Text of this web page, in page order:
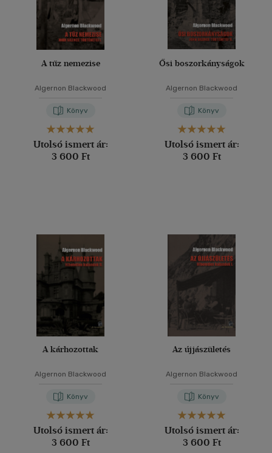
A tűz nemezise
Algernon Blackwood
Könyv
Utolsó ismert ár:
3 600 Ft
Ősi boszorkányságok
Algernon Blackwood
Könyv
Utolsó ismert ár:
3 600 Ft
A kárhozottak
Algernon Blackwood
Könyv
Utolsó ismert ár:
3 600 Ft
Az újjászületés
Algernon Blackwood
Könyv
Utolsó ismert ár:
3 600 Ft